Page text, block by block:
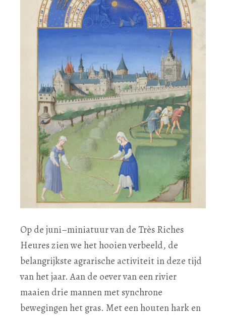
Op de juni–miniatuur van de Très Riches
Heures zien we het hooien verbeeld, de
belangrijkste agrarische activiteit in deze tijd
van het jaar. Aan de oever van een rivier
maaien drie mannen met synchrone
bewegingen het gras. Met een houten hark en